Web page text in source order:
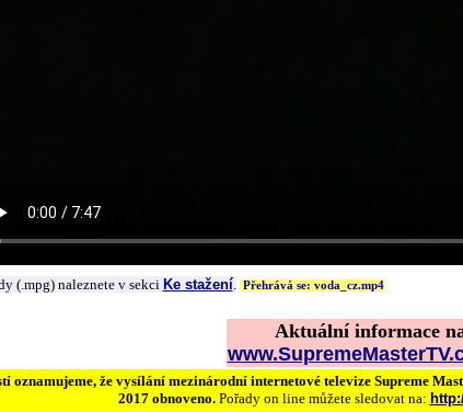
(.mpg) naleznete v sekci Ke stažení. Přehrává se: voda_cz.mp4
Aktuální informace
oznamujeme, že vysílání mezinárodní internetové televize Supreme
2017 obnoveno.Pořady on line můžete sledovat na: